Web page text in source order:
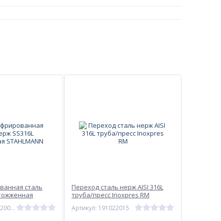
сталь
Артикул: SP3163200020
Переход сталь нерж AISI 316L
труба/пресс Inoxpres RM
Артикул: 191022015